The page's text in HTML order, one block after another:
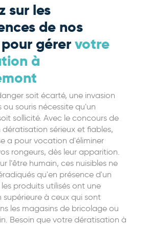
sur les
de nos
gérer votre
à
soit écarté, une invasion
souris nécessite qu'un
sollicité. Avec le concours de
dératisation sérieux et fiables,
a pour vocation d'éliminer
rongeurs, dès leur apparition.
l'être humain, ces nuisibles ne
qu'en présence d'un
produits utilisés ont une
supérieure à ceux qui sont
les magasins de bricolage ou
Besoin que votre dératisation à